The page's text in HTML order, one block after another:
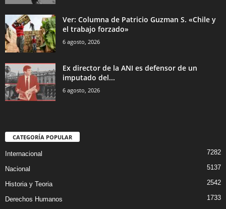
Ver: Columna de Patricio Guzman S. «Chile y
el trabajo forzado»
6 agosto, 2026
Ex director de la ANI es defensor de un
imputado del...
6 agosto, 2026
CATEGORÍA POPULAR
Internacional 7282
Nacional 5137
Historia y Teoria 2542
Derechos Humanos 1733